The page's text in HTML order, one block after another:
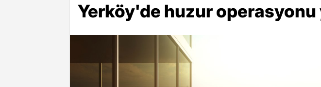
Yerköy'de huzur operasyonu